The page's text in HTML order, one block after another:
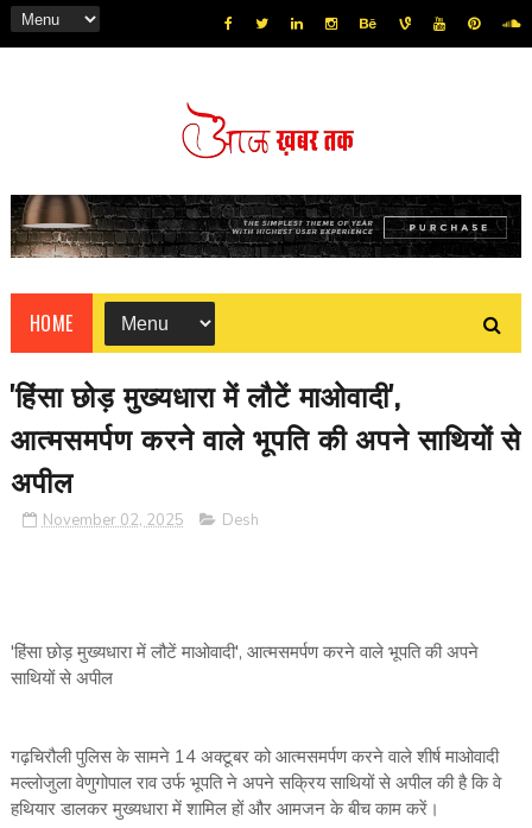
HOME
'हिंसा छोड़ मुख्यधारा में लौटें माओवादी',
आत्मसमर्पण करने वाले भूपति की अपने साथियों से
अपील
November 02, 2025 Desh
'हिंसा छोड़ मुख्यधारा में लौटें माओवादी', आत्मसमर्पण करने वाले भूपति की अपने
साथियों से अपील
गढ़चिरौली पुलिस के सामने 14 अक्टूबर को आत्मसमर्पण करने वाले शीर्ष माओवादी
मल्लोजुला वेणुगोपाल राव उर्फ भूपति ने अपने सक्रिय साथियों से अपील की है कि वे
हथियार डालकर मुख्यधारा में शामिल हों और आमजन के बीच काम करें।